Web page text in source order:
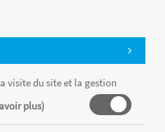
visite du site et la gestion
plus)